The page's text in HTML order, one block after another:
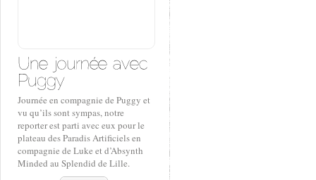
Journée en compagnie de Puggy et
vu qu’ils sont sympas, notre
reporter est parti avec eux pour le
plateau des Paradis Artificiels en
compagnie de Luke et d’Absynth
Minded au Splendid de Lille.